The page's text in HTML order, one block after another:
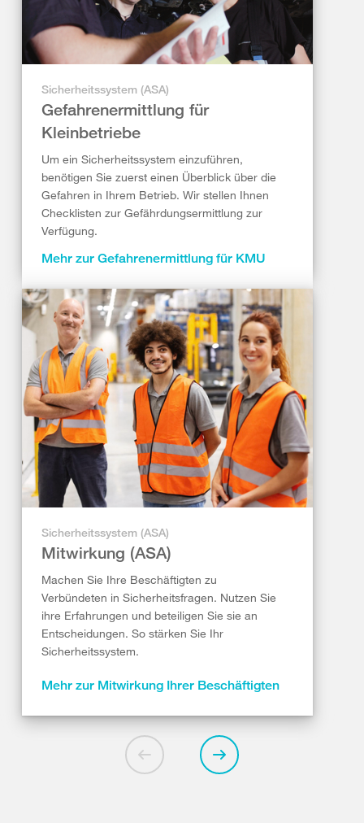
Sicherheitssystem (ASA)
Gefahrenermittlung für
Kleinbetriebe
Um ein Sicherheitssystem einzuführen,
benötigen Sie zuerst einen Überblick über die
Gefahren in Ihrem Betrieb. Wir stellen Ihnen
Checklisten zur Gefährdungsermittlung zur
Verfügung.
Mehr zur Gefahrenermittlung für KMU
Sicherheitssystem (ASA)
Mitwirkung (ASA)
Machen Sie Ihre Beschäftigten zu
Verbündeten in Sicherheitsfragen. Nutzen Sie
ihre Erfahrungen und beteiligen Sie sie an
Entscheidungen. So stärken Sie Ihr
Sicherheitssystem.
Mehr zur Mitwirkung Ihrer Beschäftigten